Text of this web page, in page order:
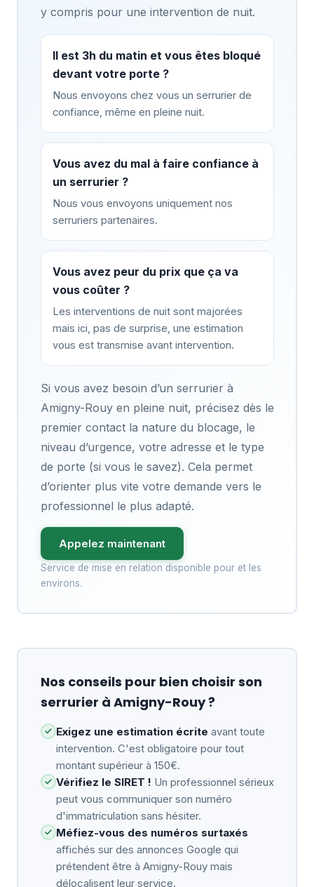
y compris pour une intervention de nuit.
Il est 3h du matin et vous êtes bloqué
devant votre porte ?
Nous envoyons chez vous un serrurier de
confiance, même en pleine nuit.
Vous avez du mal à faire confiance à
un serrurier ?
Nous vous envoyons uniquement nos
serruriers partenaires.
Vous avez peur du prix que ça va
vous coûter ?
Les interventions de nuit sont majorées
mais ici, pas de surprise, une estimation
vous est transmise avant intervention.
Si vous avez besoin d’un serrurier à
Amigny-Rouy en pleine nuit, précisez dès le
premier contact la nature du blocage, le
niveau d’urgence, votre adresse et le type
de porte (si vous le savez). Cela permet
d’orienter plus vite votre demande vers le
professionnel le plus adapté.
Appelez maintenant
Service de mise en relation disponible pour et les
environs.
Nos conseils pour bien choisir son
serrurier à Amigny-Rouy ?
Exigez une estimation écrite avant toute
intervention. C'est obligatoire pour tout
montant supérieur à 150€.
Vérifiez le SIRET ! Un professionnel sérieux
peut vous communiquer son numéro
d'immatriculation sans hésiter.
Méfiez-vous des numéros surtaxés
affichés sur des annonces Google qui
prétendent être à Amigny-Rouy mais
délocalisent leur service.